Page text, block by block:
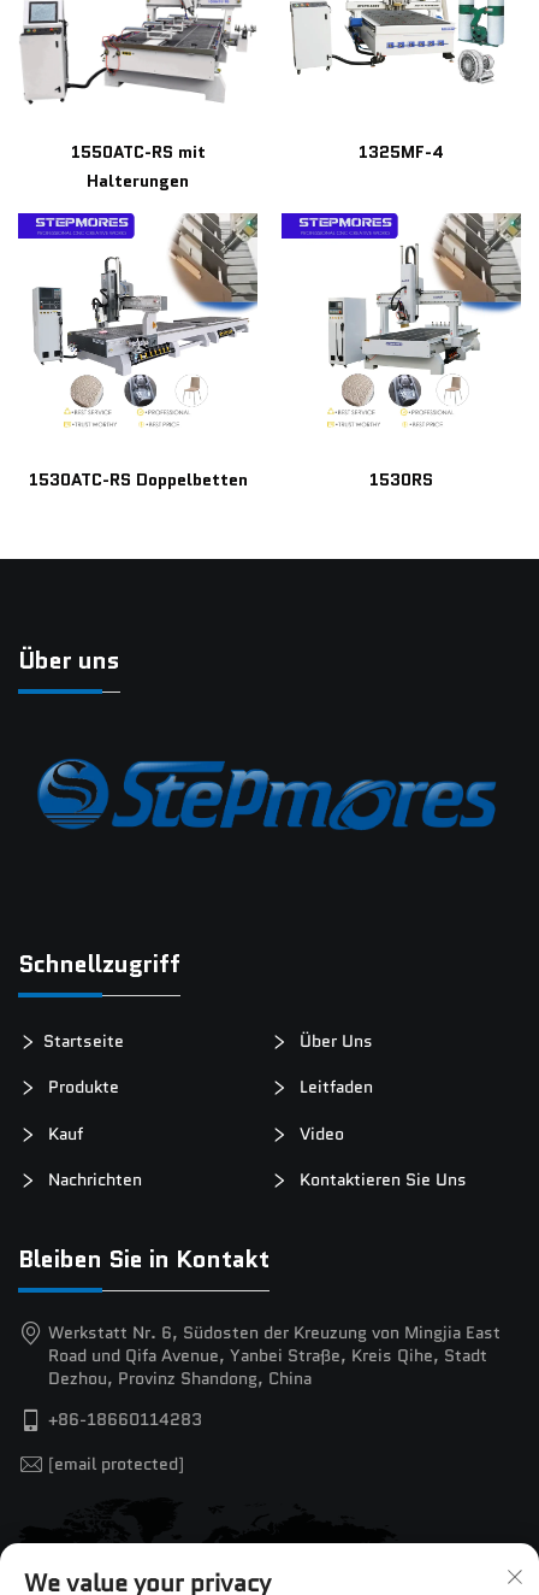
1550ATC-RS mit
Halterungen
1325MF-4
1530ATC-RS Doppelbetten 1530RS
Über uns
Schnellzugriff
Startseite
Über Uns
Produkte
Leitfaden
Kauf
Video
Nachrichten
Kontaktieren Sie Uns
Bleiben Sie in Kontakt
Werkstatt Nr. 6, Südosten der Kreuzung von Mingjia East
Road und Qifa Avenue, Yanbei Straße, Kreis Qihe, Stadt
Dezhou, Provinz Shandong, China
+86-18660114283
[email protected]
We value your privacy